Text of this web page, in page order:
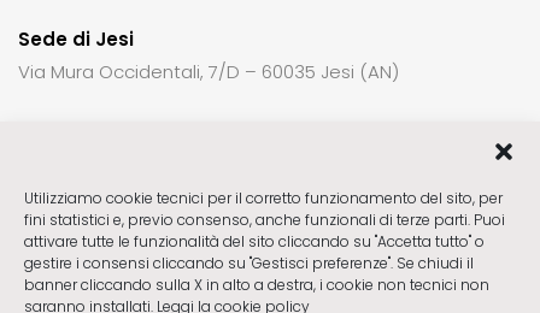
Utilizziamo cookie tecnici per il corretto funzionamento del sito, per
fini statistici e, previo consenso, anche funzionali di terze parti. Puoi
attivare tutte le funzionalità del sito cliccando su "Accetta tutto" o
gestire i consensi cliccando su "Gestisci preferenze". Se chiudi il
banner cliccando sulla X in alto a destra, i cookie non tecnici non
saranno installati. Leggi la cookie policy
Sede di Jesi
Via Mura Occidentali, 7/D – 60035 Jesi (AN)
Sede di Fabrianoctck23@gmail.com
Sede di Pesaroctck23pu@gmail.com
Sede di Fanoctck23pu@gmail.com